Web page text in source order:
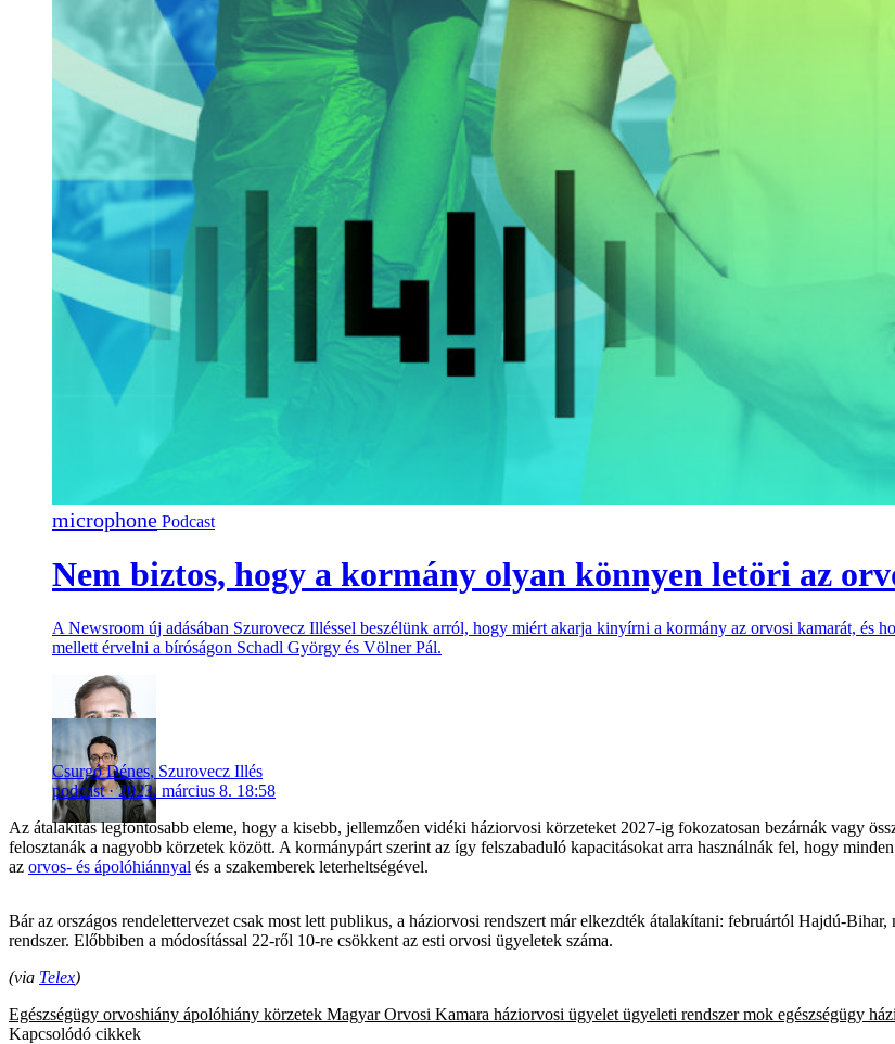
Podcast
Nem biztos, hogy a kormány olyan könnyen letöri az
A Newsroom új adásában Szurovecz Illéssel beszélünk arról, hogy miért akarja kinyírni a kormány az orvosi kamarát, és
mellett érvelni a bíróságon Schadl György és Völner Pál.
Csurgó Dénes, Szurovecz Illés
podcast
2023. március 8. 18:58
Az átalakítás legfontosabb eleme, hogy a kisebb, jellemzően vidéki háziorvosi körzeteket 2027-ig fokozatosan bezárnák vagy
felosztanák a nagyobb körzetek között. A kormánypárt szerint az így felszabaduló kapacitásokat arra használnák fel, hogy
az orvos- és ápolóhiánnyal és a szakemberek leterheltségével.
Bár az országos rendelettervezet csak most lett publikus, a háziorvosi rendszert már elkezdték átalakítani: februártól Hajdú-
rendszer. Előbbiben a módosítással 22-ről 10-re csökkent az esti orvosi ügyeletek száma.
(via Telex)
Egészségügy orvoshiány ápolóhiány körzetek Magyar Orvosi Kamara háziorvosi ügyelet ügyeleti rendszer mok egészségügy
Kapcsolódó cikkek